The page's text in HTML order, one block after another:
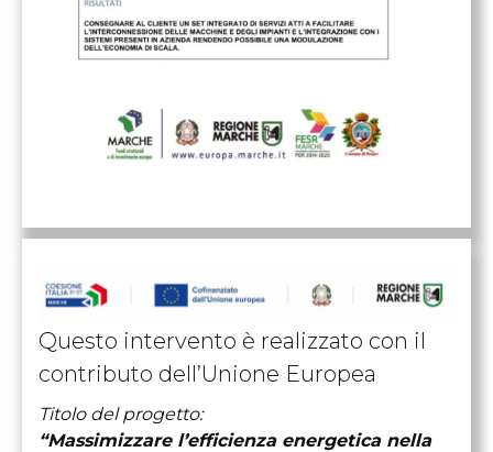
Questo intervento è realizzato con il
contributo dell’Unione Europea
Titolo del progetto:
“Massimizzare l’efficienza energetica nella